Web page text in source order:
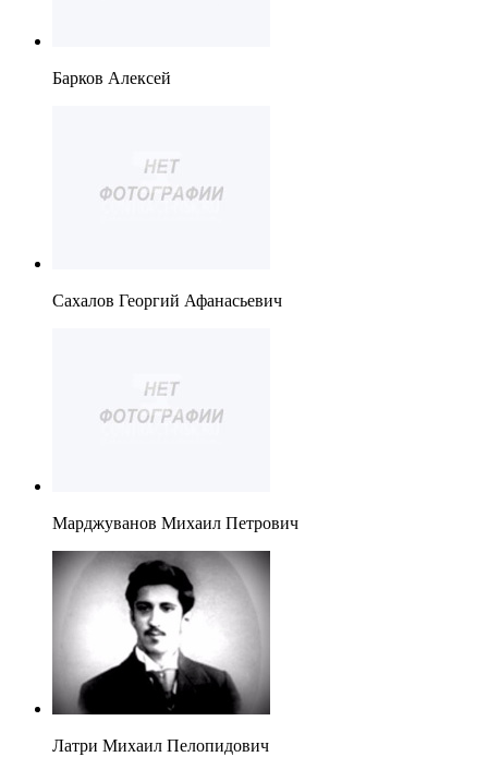
Барков Алексей
Сахалов Георгий Афанасьевич
Марджуванов Михаил Петрович
Латри Михаил Пелопидович